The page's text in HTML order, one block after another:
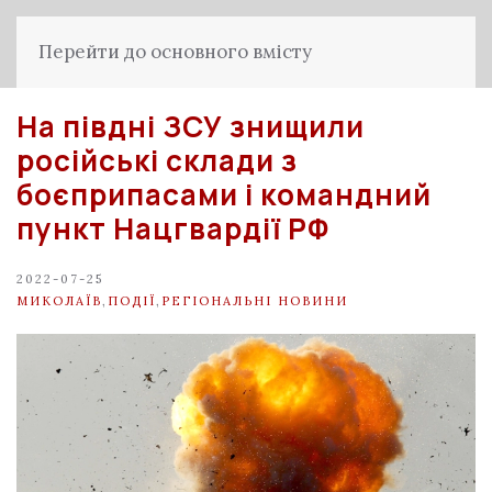
Перейти до основного вмісту
На півдні ЗСУ знищили
російські склади з
боєприпасами і командний
пункт Нацгвардії РФ
2022-07-25
МИКОЛАЇВ ПОДІЇ РЕГІОНАЛЬНІ НОВИНИ